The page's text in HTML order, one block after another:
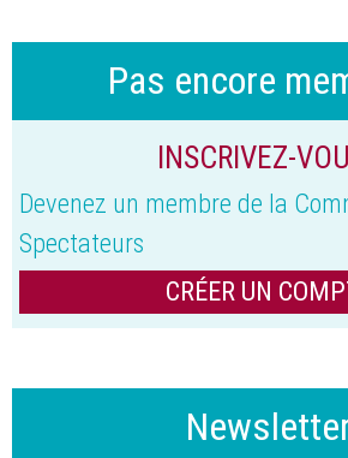
Pas encore
INSCRIVEZ-
Devenez un membre de la
Spectateurs
CRÉER UN